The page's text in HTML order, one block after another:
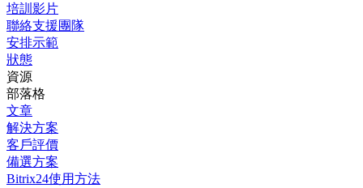
培訓影片
聯絡支援團隊
安排示範
狀態
資源
部落格
文章
解決方案
客戶評價
備選方案
Bitrix24使用方法